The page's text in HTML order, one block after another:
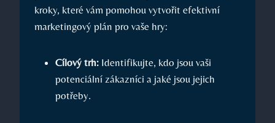
kroky, které vám pomohou vytvořit efektivní
marketingový plán pro vaše hry:
Cílový trh: Identifikujte, kdo jsou vaši
potenciální zákazníci a jaké jsou jejich
potřeby.